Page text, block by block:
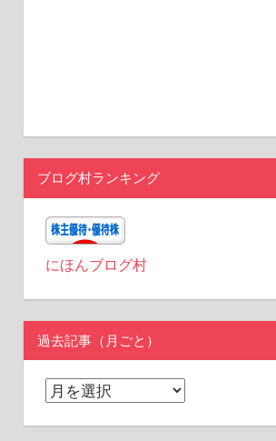
ブログ村ランキング
にほんブログ村
過去記事（月ごと）
過